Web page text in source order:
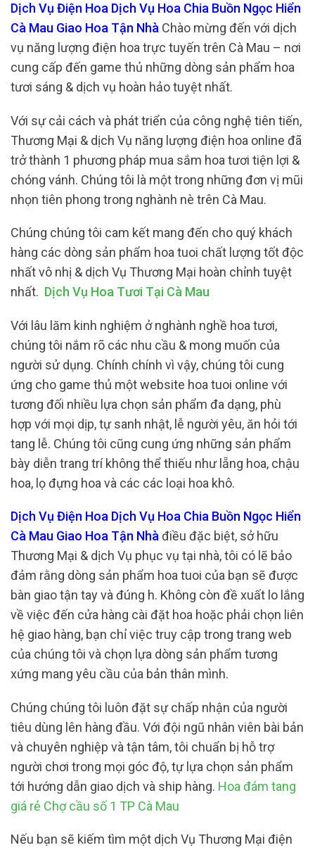
Dịch Vụ Điện Hoa Dịch Vụ Hoa Chia Buồn Ngọc Hiển
Cà Mau Giao Hoa Tận Nhà Chào mừng đến với dịch
vụ năng lượng điện hoa trực tuyến trên Cà Mau – nơi
cung cấp đến game thủ những dòng sản phẩm hoa
tươi sáng & dịch vụ hoàn hảo tuyệt nhất.
Với sự cải cách và phát triển của công nghệ tiên tiến,
Thương Mại & dịch Vụ năng lượng điện hoa online đã
trở thành 1 phương pháp mua sắm hoa tươi tiện lợi &
chóng vánh. Chúng tôi là một trong những đơn vị mũi
nhọn tiên phong trong nghành nè trên Cà Mau.
Chúng chúng tôi cam kết mang đến cho quý khách
hàng các dòng sản phẩm hoa tuoi chất lượng tốt độc
nhất vô nhị & dịch Vụ Thương Mại hoàn chỉnh tuyệt
nhất. Dịch Vụ Hoa Tươi Tại Cà Mau
Với lâu lăm kinh nghiệm ở nghành nghề hoa tươi,
chúng tôi nắm rõ các nhu cầu & mong muốn của
người sử dụng. Chính chính vì vậy, chúng tôi cung
ứng cho game thủ một website hoa tuoi online với
tương đối nhiều lựa chọn sản phẩm đa dạng, phù
hợp với mọi dịp, tự sanh nhật, lễ người yêu, ăn hỏi tới
tang lễ. Chúng tôi cũng cung ứng những sản phẩm
bày diễn trang trí không thể thiếu như lẵng hoa, chậu
hoa, lọ đựng hoa và các các loại hoa khô.
Dịch Vụ Điện Hoa Dịch Vụ Hoa Chia Buồn Ngọc Hiển
Cà Mau Giao Hoa Tận Nhà điều đặc biệt, sở hữu
Thương Mại & dịch Vụ phục vụ tại nhà, tôi có lẽ bảo
đảm rằng dòng sản phẩm hoa tuoi của bạn sẽ được
bàn giao tận tay và đúng h. Không còn đề xuất lo lắng
về việc đến cửa hàng cài đặt hoa hoặc phải chọn liên
hệ giao hàng, bạn chỉ việc truy cập trong trang web
của chúng tôi và chọn lựa dòng sản phẩm tương
xứng mang yêu cầu của bản thân mình.
Chúng chúng tôi luôn đặt sự chấp nhận của người
tiêu dùng lên hàng đầu. Với đội ngũ nhân viên bài bản
và chuyên nghiệp và tận tâm, tôi chuẩn bị hỗ trợ
người chơi trong mọi góc độ, tự lựa chọn sản phẩm
tới hướng dẫn giao dịch và ship hàng. Hoa đám tang
giá rẻ Chợ cầu số 1 TP Cà Mau
Nếu bạn sẽ kiếm tìm một dịch Vụ Thương Mại điện